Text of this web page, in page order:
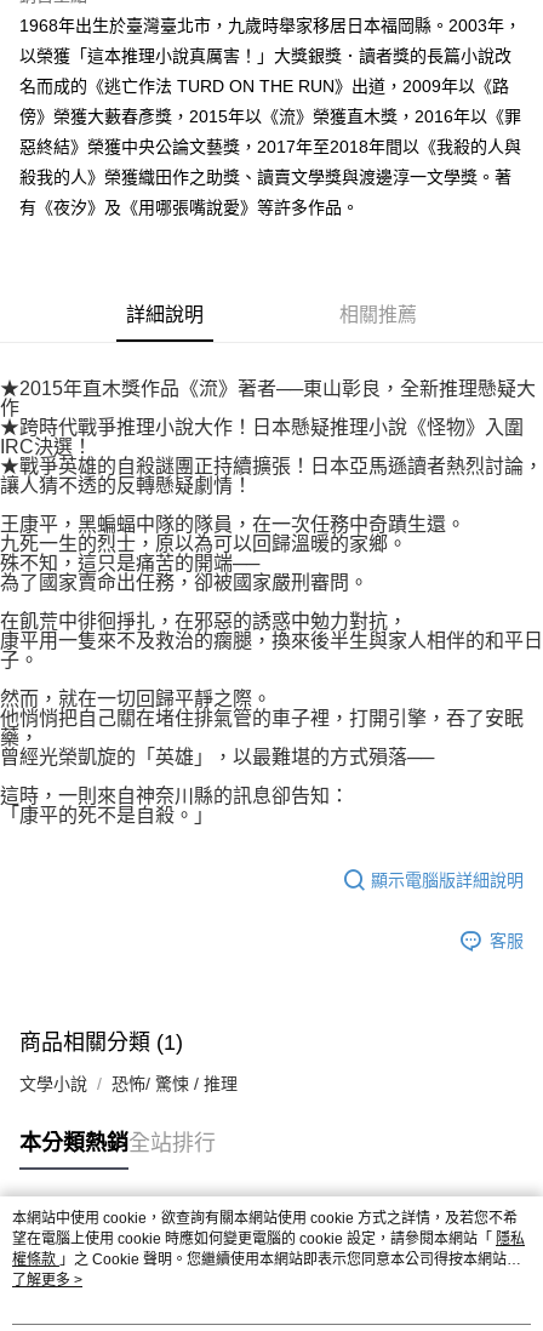
※ 請注意：結帳手續完成當下不需立刻繳費，但若您需要取消訂單，請聯絡
購買商品的店家。未經商家同意取消之訂單仍視為有效，需透過AFTEE先享
後付繳納相關費用。
※ 交易是否成功請以「AFTEE先享後付 」之結帳頁面顯示為準，若有關於
是否繳費成功／繳費後需取消欲退款等相關疑問，請聯繫「AFTEE先享後付
【注意事項】
１．透過由恩沛科技股份有限公司提供之「AFTEE先享後付」服務完成之交
易，需依本服務之必要範圍內提供個人資料，並將交易相關給付款項請求債
３．未成年的使用者請事先徵得法定代理人或監護人之同意方可使用
「AFTEE先享後付」，若未經同意申辦者引起之損失，本公司不負相關責
時審查核予不同之上限額度；若仍有額度不足之情形，本公司將視審查結果
請求用戶進行身份認證。
５．嚴禁一人註冊多個帳號或使用他人資訊註冊。若發現惡意使用之情形，
恩沛科技股份有限公司將有權停止該用戶之使用額度並採取法律行動。
每筆NT$80，滿NT$500(含以上)免運費
付款後萊爾富取貨
每筆NT$80，滿NT$500(含以上)免運費
7-11取貨付款
每筆NT$80，滿NT$500(含以上)免運費
國家/地區配送 查看運費
1968年出生於臺灣臺北市，九歲時舉家移居日本福岡縣。2003年，
以榮獲「這本推理小說真厲害！」大獎銀獎．讀者獎的長篇小說改
名而成的《逃亡作法 TURD ON THE RUN》出道，2009年以《路
傍》榮獲大藪春彥獎，2015年以《流》榮獲直木獎，2016年以《罪
惡終結》榮獲中央公論文藝獎，2017年至2018年間以《我殺的人與
殺我的人》榮獲織田作之助獎、讀賣文學獎與渡邊淳一文學獎。著
有《夜汐》及《用哪張嘴說愛》等許多作品。
詳細說明 相關推薦
★2015年直木獎作品《流》著者──東山彰良，全新推理懸疑大
作
★跨時代戰爭推理小說大作！日本懸疑推理小說《怪物》入圍
IRC決選！
★戰爭英雄的自殺謎團正持續擴張！日本亞馬遜讀者熱烈討論，
讓人猜不透的反轉懸疑劇情！
王康平，黑蝙蝠中隊的隊員，在一次任務中奇蹟生還。
九死一生的烈士，原以為可以回歸溫暖的家鄉。
殊不知，這只是痛苦的開端──
為了國家賣命出任務，卻被國家嚴刑審問。
在飢荒中徘徊掙扎，在邪惡的誘惑中勉力對抗，
康平用一隻來不及救治的瘸腿，換來後半生與家人相伴的和平日
子。
然而，就在一切回歸平靜之際。
他悄悄把自己關在堵住排氣管的車子裡，打開引擎，吞了安眠
藥，
曾經光榮凱旋的「英雄」，以最難堪的方式殞落──
這時，一則來自神奈川縣的訊息卻告知：
「康平的死不是自殺。」
顯示電腦版詳細說明
客服
商品相關分類 (1)
文學小說 恐怖/ 驚悚 / 推理
本分類熱銷全站排行
熱門標籤
本網站中使用 cookie，欲查詢有關本網站使用 cookie 方式之詳情，及若您不希
望在電腦上使用 cookie 時應如何變更電腦的 cookie 設定，請參閱本網站「 隱私
權條款 」之 Cookie 聲明。您繼續使用本網站即表示您同意本公司得按本網站使
用條款之 Cookie 聲明使用 cookie。
了解更多 >